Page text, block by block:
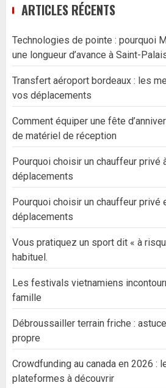
ARTICLES RÉCENTS
Technologies de pointe : pourquoi
une longueur d’avance à Saint-
Transfert aéroport bordeaux : les
vos déplacements
Comment équiper une fête
de matériel de réception
Pourquoi choisir un chauffeur privé
déplacements
Pourquoi choisir un chauffeur privé
déplacements
Vous pratiquez un sport dit « à
habituel.
Les festivals vietnamiens
famille
Débroussailler terrain friche :
propre
Crowdfunding au canada en 2026 :
plateformes à découvrir